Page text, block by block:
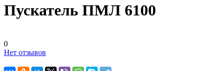
Пускатель ПМЛ 6100
0
Нет отзывов